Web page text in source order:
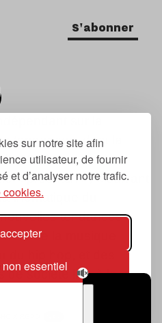
sur notre site afin
utilisateur, de fournir
et d’analyser notre trafic.
essentiel
S'abonner
sur la
tendances, dont la
2007.
« prochain », « suivant
thématique du
tendances
de la musique
du hip hop, et des
de société liés à la